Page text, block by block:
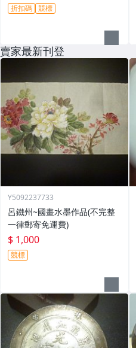
折扣碼 競標
賣家最新刊登
Y5092237733
呂鐵州~國畫水墨作品(不完整
一律郵寄免運費)
$ 1,000
競標